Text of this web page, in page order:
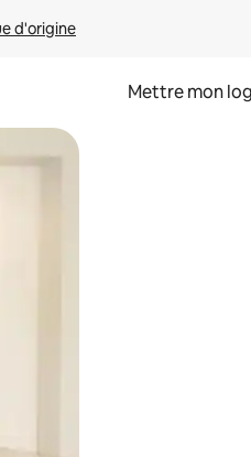
d'origine
Mettre mon
glisser.